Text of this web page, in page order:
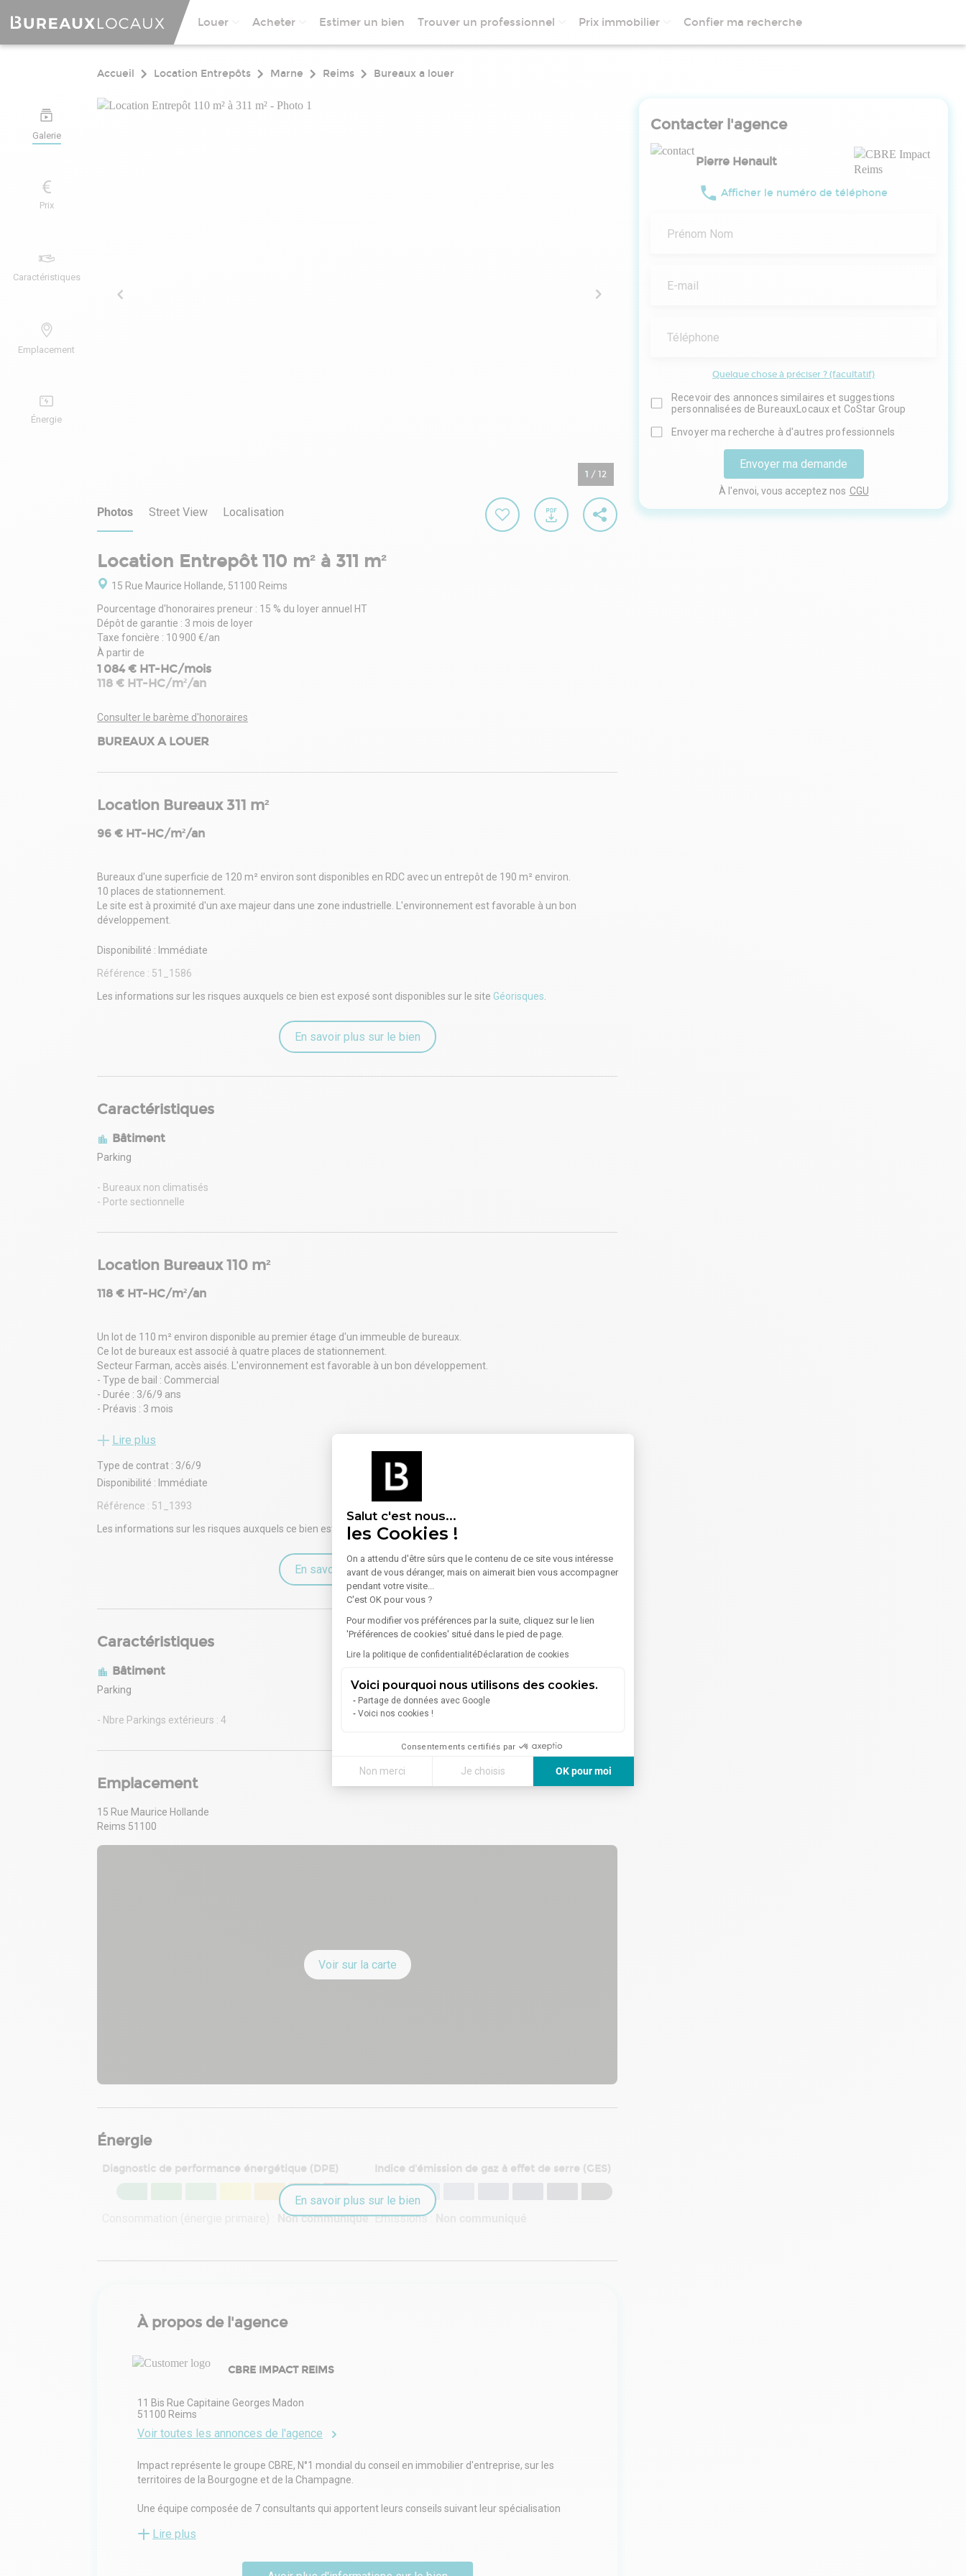
Salut c'est nous...
les Cookies !
On a attendu d'être sûrs que le contenu de ce site vous intéresse
avant de vous déranger, mais on aimerait bien vous accompagner
pendant votre visite...
C'est OK pour vous ?
Pour modifier vos préférences par la suite, cliquez sur le lien
'Préférences de cookies' situé dans le pied de page.
Lire la politique de confidentialitéDéclaration de cookies
Voici pourquoi nous utilisons des cookies.
Partage de données avec Google
Voici nos cookies !
Consentements certifiés par
Non merci Je choisis OK pour moi
Louer Acheter Estimer un bien Trouver un professionnel Prix immobilier Confier ma recherche
Galerie
Prix
Caractéristiques
Emplacement
Énergie
Accueil Location Entrepôts Marne Reims Bureaux a louer
1 / 12
Photos Street View Localisation
Location Entrepôt 110 m² à 311 m²
15 Rue Maurice Hollande, 51100 Reims
Pourcentage d'honoraires preneur : 15 % du loyer annuel HT
Dépôt de garantie : 3 mois de loyer
Taxe foncière : 10 900 €/an
À partir de
1 084 € HT-HC/mois
118 € HT-HC/m²/an
Consulter le barème d'honoraires
BUREAUX A LOUER
Location Bureaux 311 m²
96 € HT-HC/m²/an
Bureaux d'une superficie de 120 m² environ sont disponibles en RDC avec un entrepôt de 190 m² environ.
10 places de stationnement.
Le site est à proximité d'un axe majeur dans une zone industrielle. L'environnement est favorable à un bon
développement.
Disponibilité : Immédiate
Référence : 51_1586
Les informations sur les risques auxquels ce bien est exposé sont disponibles sur le site Géorisques.
En savoir plus sur le bien
Caractéristiques
Bâtiment
Parking
- Bureaux non climatisés
- Porte sectionnelle
Location Bureaux 110 m²
118 € HT-HC/m²/an
Un lot de 110 m² environ disponible au premier étage d'un immeuble de bureaux.
Ce lot de bureaux est associé à quatre places de stationnement.
Secteur Farman, accès aisés. L'environnement est favorable à un bon développement.
- Type de bail : Commercial
- Durée : 3/6/9 ans
- Préavis : 3 mois
- Indice : ILAT
- Dépôt de garantie : 3 mois
- Loyers et charges : Trimestriels et d'avance
Lire plus
Type de contrat : 3/6/9
Disponibilité : Immédiate
Référence : 51_1393
Les informations sur les risques auxquels ce bien est exposé sont disponibles sur le site
En savoir plus sur le bien
Caractéristiques
Bâtiment
Parking
- Nbre Parkings extérieurs : 4
Emplacement
15 Rue Maurice Hollande
Reims 51100
Voir sur la carte
Énergie
Diagnostic de performance énergétique (DPE)
Non communiqué
Indice d'émission de gaz à effet de serre (GES)
Émissions :
En savoir plus sur le bien
À propos de l'agence
CBRE IMPACT REIMS
11 Bis Rue Capitaine Georges Madon
51100 Reims
Voir toutes les annonces de l'agence
Impact représente le groupe CBRE, N°1 mondial du conseil en immobilier d'entreprise, sur les
territoires de la Bourgogne et de la Champagne.
Une équipe composée de 7 consultants qui apportent leurs conseils suivant leur spécialisation
office de 5 personnes.
Lire plus
Contacter l'agence
Pierre Henault
Afficher le numéro de téléphone
Prénom Nom
E-mail
Téléphone
Quelque chose à préciser ? (facultatif)
Recevoir des annonces similaires et suggestions
personnalisées de BureauxLocaux et CoStar Group
Envoyer ma recherche à d'autres professionnels
Envoyer ma demande
À l'envoi, vous acceptez nos CGU